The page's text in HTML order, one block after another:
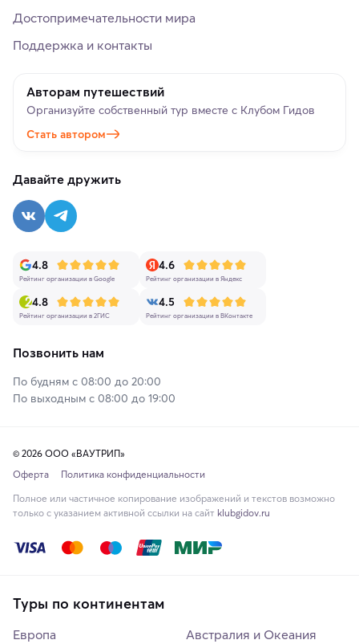
Достопримечательности мира
Поддержка и контакты
Авторам путешествий
Организуйте собственный тур вместе с Клубом Гидов
Стать автором
Давайте дружить
4.8
Рейтинг организации в Google
4.6
Рейтинг организации в Яндекс
4.8
Рейтинг организации в 2ГИС
4.5
Рейтинг организации в ВКонтакте
Позвонить нам
По будням с 08:00 до 20:00
По выходным с 08:00 до 19:00
© 2026 ООО «ВАУТРИП»
Оферта
Политика конфиденциальности
Полное или частичное копирование изображений и текстов возможно
только с указанием активной ссылки на сайт klubgidov.ru
Туры по континентам
Европа
Австралия и Океания